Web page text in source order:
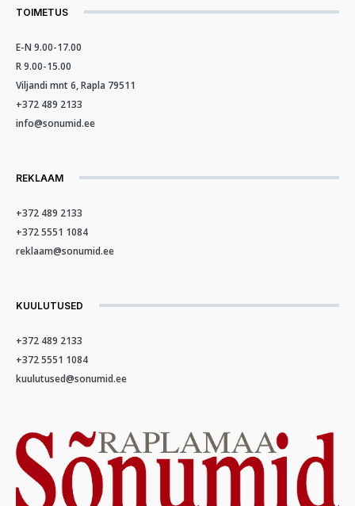
TOIMETUS
E-N 9.00-17.00
R 9.00-15.00
Viljandi mnt 6, Rapla 79511
+372 489 2133
info@sonumid.ee
REKLAAM
+372 489 2133
+372 5551 1084
reklaam@sonumid.ee
KUULUTUSED
+372 489 2133
+372 5551 1084
kuulutused@sonumid.ee